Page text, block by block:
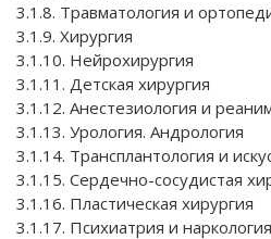
3.1.8. Травматология и
3.1.9. Хирургия
3.1.10. Нейрохирургия
3.1.11. Детская хирургия
3.1.12. Анестезиология и
3.1.13. Урология. Андрология
3.1.14. Трансплантология и
3.1.15. Сердечно-сосудистая
3.1.16. Пластическая хирургия
3.1.17. Психиатрия и наркология